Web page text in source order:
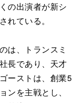
の出演者が新シ
れている。
は、トランスミ
長であり、天才
ーストは、創業5
ンを主戦とし、